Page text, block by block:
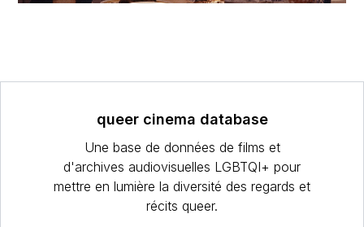
queer cinema database
Une base de données de films et
d'archives audiovisuelles LGBTQI+ pour
mettre en lumière la diversité des regards et
récits queer.